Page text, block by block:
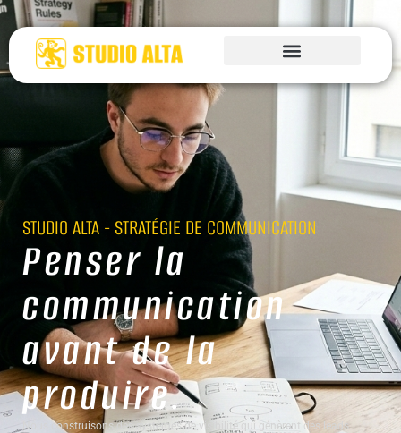
STUDIO ALTA - STRATÉGIE DE COMMUNICATION
Penser la
communication
avant de la
produire.
Nous construisons des systèmes de visibilité qui génèrent des leads